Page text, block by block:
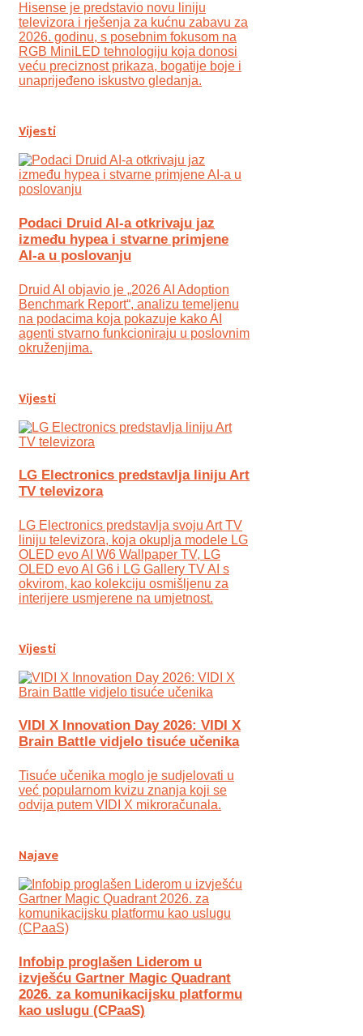
Hisense je predstavio novu liniju
televizora i rješenja za kućnu zabavu za
2026. godinu, s posebnim fokusom na
RGB MiniLED tehnologiju koja donosi
veću preciznost prikaza, bogatije boje i
unaprijeđeno iskustvo gledanja.
Vijesti
Podaci Druid AI-a otkrivaju jaz
između hypea i stvarne primjene
AI-a u poslovanju
Druid AI objavio je „2026 AI Adoption
Benchmark Report“, analizu temeljenu
na podacima koja pokazuje kako AI
agenti stvarno funkcioniraju u poslovnim
okruženjima.
Vijesti
LG Electronics predstavlja liniju Art
TV televizora
LG Electronics predstavlja svoju Art TV
liniju televizora, koja okuplja modele LG
OLED evo AI W6 Wallpaper TV, LG
OLED evo AI G6 i LG Gallery TV AI s
okvirom, kao kolekciju osmišljenu za
interijere usmjerene na umjetnost.
Vijesti
VIDI X Innovation Day 2026: VIDI X
Brain Battle vidjelo tisuće učenika
Tisuće učenika moglo je sudjelovati u
već popularnom kvizu znanja koji se
odvija putem VIDI X mikroračunala.
Najave
Infobip proglašen Liderom u
izvješću Gartner Magic Quadrant
2026. za komunikacijsku platformu
kao uslugu (CPaaS)